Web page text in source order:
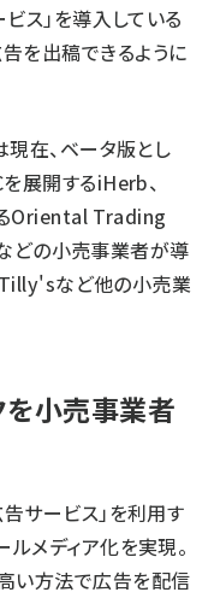
ス」を導入している
を出稿できるように
在、ベータ版とし
展開するiHerb、
Oriental Trading
どの小売事業者が導
Tilly'sなど他の小売業
小売事業者
サービス」を利用す
ルメディア化を実現。
い方法で広告を配信